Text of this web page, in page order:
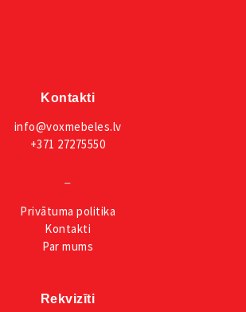
Kontakti
info@voxmebeles.lv
+371 27275550
Privātuma politika
Kontakti
Par mums
Rekvizīti